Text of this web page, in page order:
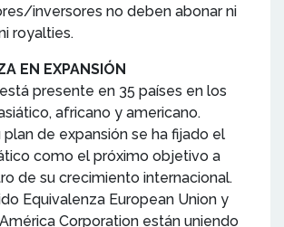
inversores no deben abonar ni
royalties.
EN EXPANSIÓN
presente en 35 países en los
africano y americano.
plan de expansión se ha fijado el
como el próximo objetivo a
de su crecimiento internacional.
Equivalenza European Union y
Corporation están uniendo